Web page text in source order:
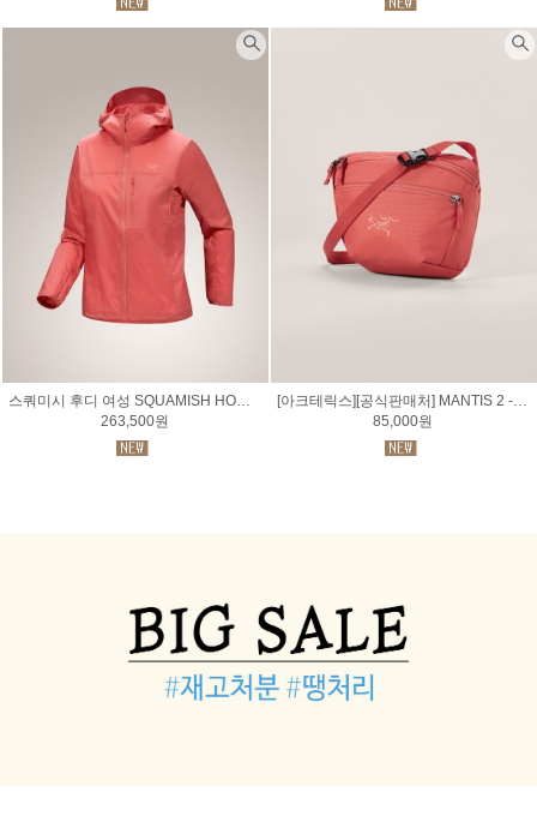
스쿼미시 후디 여성 SQUAMISH HOODY WOMEN
263,500원
[아크테릭스][공식판매처] MANTIS 2 - 맨티스 2 웨이스트 팩
85,000원